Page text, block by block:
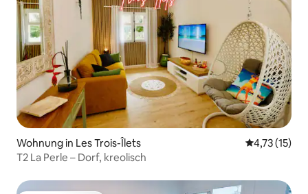
Wohnung in Les Trois-Îlets
4,73 (15)
T2 La Perle – Dorf, kreolisch